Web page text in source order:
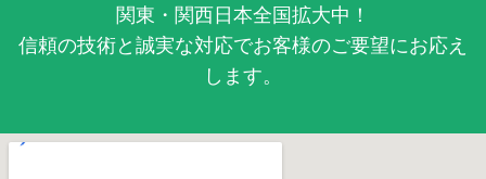
関東・関西日本全国拡大中！
信頼の技術と誠実な対応でお客様のご要望にお応え
します。